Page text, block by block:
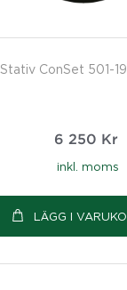
Stativ ConSet 501-
6 250 Kr
inkl. moms
LÄGG I